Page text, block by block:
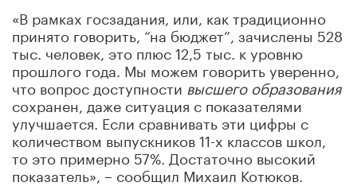
«В рамках госзадания, или, как традиционно
принято говорить, “на бюджет”, зачислены 528
тыс. человек, это плюс 12,5 тыс. к уровню
прошлого года. Мы можем говорить уверенно,
что вопрос доступности высшего образования
сохранен, даже ситуация с показателями
улучшается. Если сравнивать эти цифры с
количеством выпускников 11-х классов школ,
то это примерно 57%. Достаточно высокий
показатель», – сообщил Михаил Котюков.